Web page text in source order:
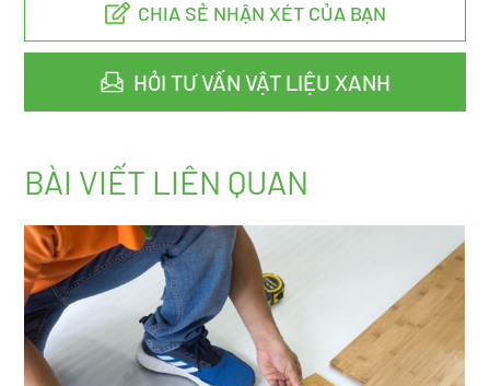
CHIA SẺ NHẬN XÉT CỦA BẠN
HỎI TƯ VẤN VẬT LIỆU XANH
BÀI VIẾT LIÊN QUAN